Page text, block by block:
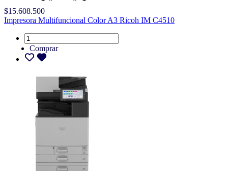
$15.608.500
Impresora Multifuncional Color A3 Ricoh IM C4510
Comprar